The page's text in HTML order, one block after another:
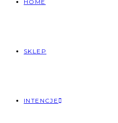
HOME
SKLEP
INTENCJE